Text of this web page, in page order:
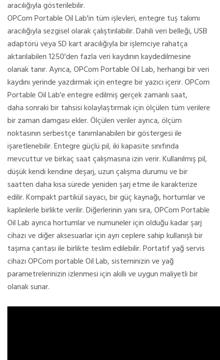
aracılığıyla gösterilebilir.
OPCom Portable Oil Lab'in tüm işlevleri, entegre tuş takımı
aracılığıyla sezgisel olarak çalıştırılabilir. Dahili veri belleği, USB
adaptörü veya SD kart aracılığıyla bir işlemciye rahatça
aktarılabilen 1250'den fazla veri kaydının kaydedilmesine
olanak tanır. Ayrıca, OPCom Portable Oil Lab, herhangi bir veri
kaydını yerinde yazdırmak için entegre bir yazıcı içerir. OPCom
Portable Oil Lab'e entegre edilmiş gerçek zamanlı saat,
daha sonraki bir tahsisi kolaylaştırmak için ölçülen tüm verilere
bir zaman damgası ekler. Ölçülen veriler ayrıca, ölçüm
noktasının serbestçe tanımlanabilen bir göstergesi ile
işaretlenebilir. Entegre güçlü pil, iki kapasite sınıfında
mevcuttur ve birkaç saat çalışmasına izin verir. Kullanılmış pil,
düşük kendi kendine deşarj, uzun çalışma durumu ve bir
saatten daha kısa sürede yeniden şarj etme ile karakterize
edilir. Kompakt partikül sayacı, bir güç kaynağı, hortumlar ve
kaplinlerle birlikte verilir. Diğerlerinin yanı sıra, OPCom Portable
Oil Lab ayrıca hortumlar ve numuneler için olduğu kadar şarj
cihazı ve diğer aksesuarlar için ayrı ceplere sahip kullanışlı bir
taşıma çantası ile birlikte teslim edilebilir. Portatif yağ servis
cihazı OPCom portable Oil Lab, sisteminizin ve yağ
parametrelerinizin izlenmesi için akıllı ve uygun maliyetli bir
olanak sunar.